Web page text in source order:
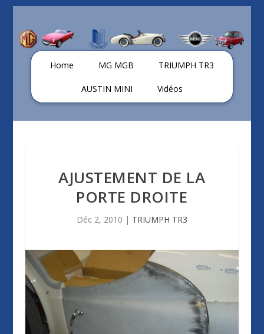
Home MG MGB TRIUMPH TR3
AUSTIN MINI Vidéos
AJUSTEMENT DE LA
PORTE DROITE
Déc 2, 2010 | TRIUMPH TR3